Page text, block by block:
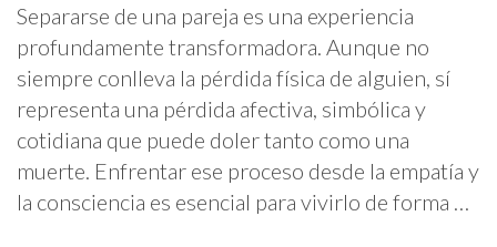
Separarse de una pareja es una experiencia
profundamente transformadora. Aunque no
siempre conlleva la pérdida física de alguien, sí
representa una pérdida afectiva, simbólica y
cotidiana que puede doler tanto como una
muerte. Enfrentar ese proceso desde la empatía y
la consciencia es esencial para vivirlo de forma …